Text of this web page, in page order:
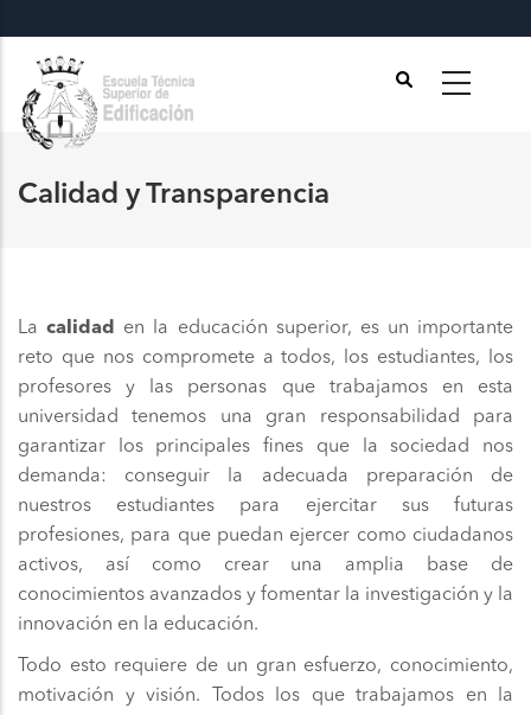
contenido
principal
Calidad y Transparencia
Lacalidad
en la educación superior, es un importante
reto que nos compromete a todos, los estudiantes, los
profesores y las personas que trabajamos en esta
universidad tenemos una gran responsabilidad para
garantizar los principales fines que la sociedad nos
demanda: conseguir la adecuada preparación de
nuestros estudiantes para ejercitar sus futuras
profesiones, para que puedan ejercer como ciudadanos
activos, así como crear una amplia base de
conocimientos avanzados y fomentar la investigación y la
innovación en la educación.
Todo esto requiere de un gran esfuerzo, conocimiento,
motivación y visión. Todos los que trabajamos en la